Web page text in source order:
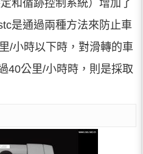
和循跡控制系統）增加了
是通過兩種方法來防止車
/小時以下時，對滑轉的車
40公里/小時時，則是採取